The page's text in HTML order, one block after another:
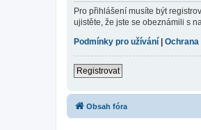
Pro přihlášení musíte být
ujistěte, že jste se obeznámili s
Podmínky pro užívání
Registrovat
Obsah fóra